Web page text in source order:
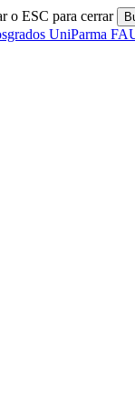
o ESC para cerrar